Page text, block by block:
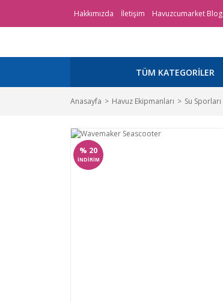
Hakkımızda İletişim Havuzcumarket Blog
TÜM KATEGORİLER
Anasayfa Havuz Ekipmanları Su Sporları
% 20
İNDİRİM